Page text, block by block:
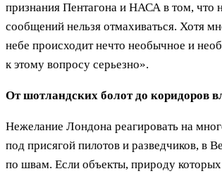
признания Пентагона и НАСА в том, что
сообщений нельзя отмахиваться. Хотя
небе происходит нечто необычное и
к этому вопросу серьезно».
От шотландских болот до коридоров
Нежелание Лондона реагировать на
под присягой пилотов и разведчиков, в
по швам. Если объекты, природу которых